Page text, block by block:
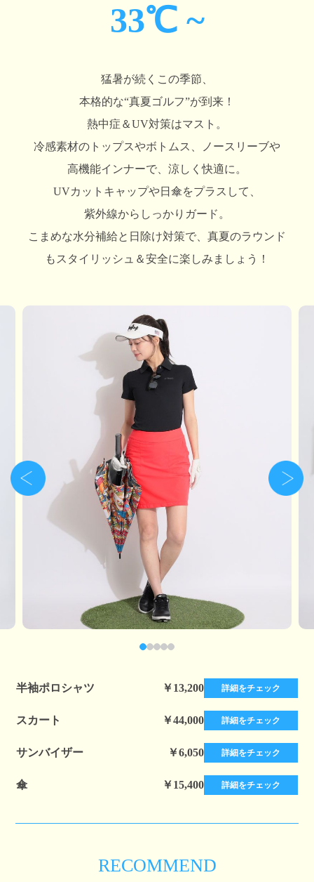
33℃ ~
猛暑が続くこの季節、
本格的な“真夏ゴルフ”が到来！
熱中症＆UV対策はマスト。
冷感素材のトップスやボトムス、
ノースリーブや
高機能インナーで、涼しく快適に。
UVカットキャップや日傘をプラスして、
紫外線からしっかりガード。
こまめな水分補給と日除け対策で、 真夏のラウンド
もスタイリッシュ＆安全に楽しみましょう！
半袖ポロシャツ ￥13,200 詳細をチェック
スカート ￥44,000 詳細をチェック
サンバイザー ￥6,050 詳細をチェック
傘 ￥15,400 詳細をチェック
RECOMMEND